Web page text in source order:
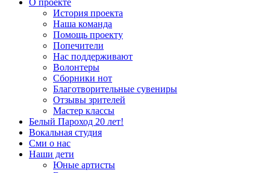
О проекте
История проекта
Наша команда
Помощь проекту
Попечители
Нас поддерживают
Волонтеры
Сборники нот
Благотворительные сувениры
Отзывы зрителей
Мастер классы
Белый Пароход 20 лет!
Вокальная студия
Сми о нас
Наши дети
Юные артисты